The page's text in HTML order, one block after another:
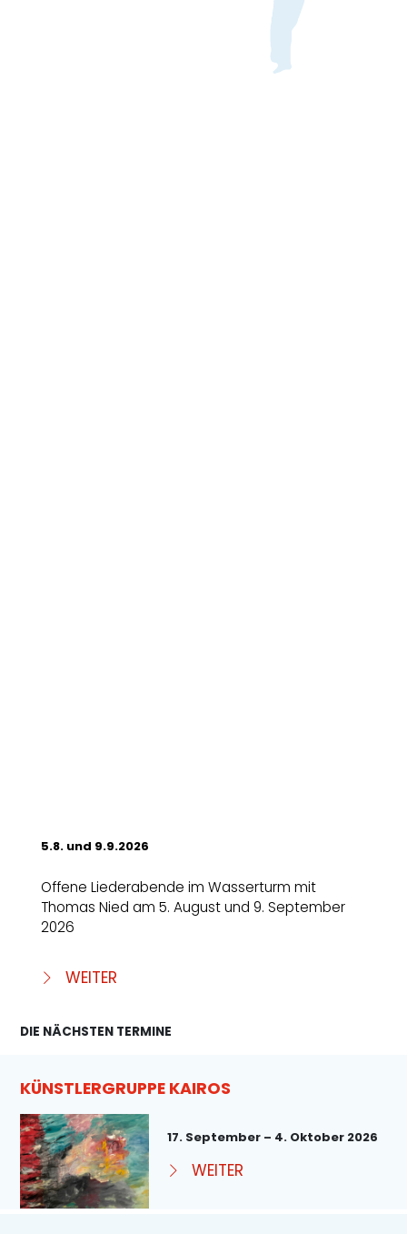
5.8. und 9.9.2026
Offene Liederabende im Wasserturm mit
Thomas Nied am 5. August und 9. September
2026
WEITER
DIE NÄCHSTEN TERMINE
KÜNSTLERGRUPPE KAIROS
17. September – 4. Oktober 2026
WEITER